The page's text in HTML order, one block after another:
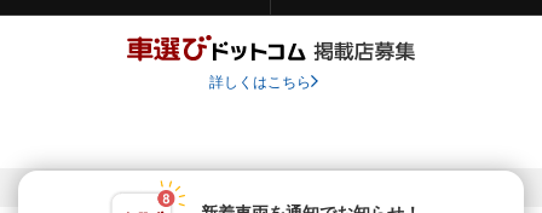
詳しくはこちら
© Fabrica Communications Co., LTD.